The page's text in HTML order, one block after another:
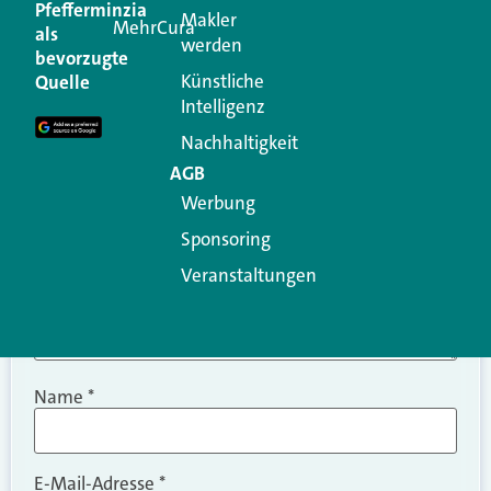
Ihre E-Mail-Adresse wird nicht veröffentlicht.
Erforderliche Felder sind mit
Kommentar
Name *
E-Mail-Adresse *
Pfefferminzia
als
bevorzugte
Quelle
MehrCuraMakler
werden
Künstliche
Intelligenz
Nachhaltigkeit
AGB
Werbung
Sponsoring
Veranstaltungen